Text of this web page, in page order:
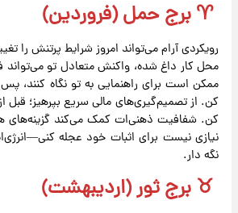
♈️ برج حمل (فروردین)
رویکردی آرام می‌تواند امروز شرایط پرتنش را
محل کار داغ شده، واکنش متعادل تو می‌تواند
ممکن است برای راهنمایی به تو نگاه کنند،
کن. از تصمیم‌گیری‌های مالی سریع بپرهیز؛ قبل
کن. شفافیت ذهنی‌ات کمک می‌کند گزینه‌های
نیازی نیست برای اثبات خود عجله
نگه دار.
♉️ برج ثور (اردیبهشت)